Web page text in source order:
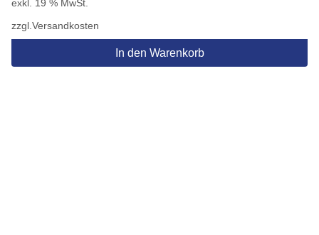
exkl. 19 % MwSt.
zzgl.Versandkosten
In den Warenkorb